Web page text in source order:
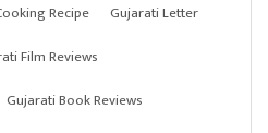
Recipe
Gujarati Letter
Film Reviews
Gujarati Book Reviews